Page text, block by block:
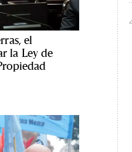
el
la Ley de